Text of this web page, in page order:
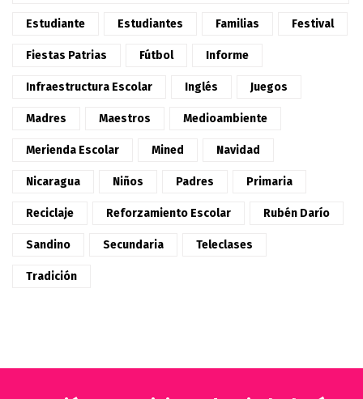
Estudiante Estudiantes Familias Festival
Fiestas Patrias Fútbol Informe
Infraestructura Escolar Inglés Juegos
Madres Maestros Medioambiente
Merienda Escolar Mined Navidad
Nicaragua Niños Padres Primaria
Reciclaje Reforzamiento Escolar Rubén Darío
Sandino Secundaria Teleclases
Tradición